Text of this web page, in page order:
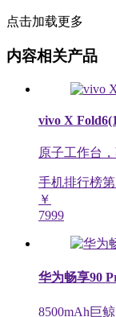
点击加载更多
内容相关产品
vivo X
原子工作台
手机排行榜第
￥
7999
华为畅享90
8500mAh巨